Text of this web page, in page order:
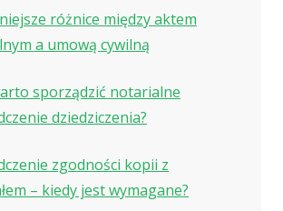
różnice między aktem
a umową cywilną
sporządzić notarialne
dziedziczenia?
zgodności kopii z
– kiedy jest wymagane?